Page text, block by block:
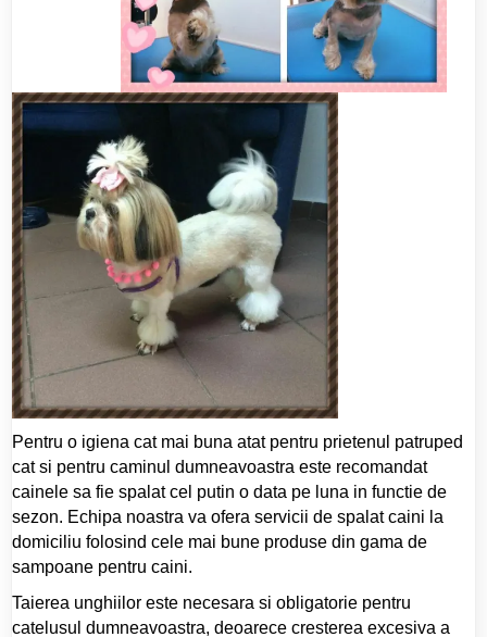
Pentru o igiena cat mai buna atat pentru prietenul patruped
cat si pentru caminul dumneavoastra este recomandat
cainele sa fie spalat cel putin o data pe luna in functie de
sezon. Echipa noastra va ofera servicii de spalat caini la
domiciliu folosind cele mai bune produse din gama de
sampoane pentru caini.
Taierea unghiilor este necesara si obligatorie pentru
catelusul dumneavoastra, deoarece cresterea excesiva a